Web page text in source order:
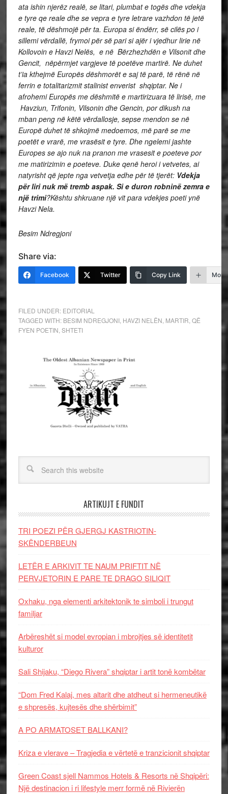
ata ishin njerëz realë, se litari, plumbat e togës dhe vdekja
e tyre qe reale dhe se vepra e tyre letrare vazhdon të jetë
reale, të dëshmojë për ta. Europa si ëndërr, së cilës po i
sillemi vërdallë, frymoi për së pari si ajër i vjedhur lirie në
Kollovoin e Havzi Nelës, e në Bërzhezhdën e Vilsonit dhe
Gencit, nëpërmjet vargjeve të poetëve martirë. Ne duhet
t’ia kthejmë Europës dëshmorët e saj të parë, të rënë në
ferrin e totalitarizmit stalinist enverist shqiptar. Ne i
afrohemi Europës me dëshmitë e martirizuara të lirisë, me
Havziun, Trifonin, Vilsonin dhe Gencin, por dikush na
mban peng në këtë vërdallosje, sepse mendon se në
Europë duhet të shkojmë medoemos, më parë se me
poetët e vrarë, me vrasësit e tyre. Dhe ngelemi jashte
Europes se ajo nuk na pranon me vrasesit e poeteve por
me matirizimin e poeteve. Duke qenë heroi i vetvetes, ai
natyrisht që jepte nga vetvetja edhe për të tjerët: Vdekja
për liri nuk më tremb aspak. Si e duron robninë zemra e
një trimi?Kështu shkruane një vit para vdekjes poeti ynë
Havzi Nela.
Besim Ndregjoni
Share via:
Facebook Twitter Copy Link More
FILED UNDER: EDITORIAL
TAGGED WITH: BESIM NDREGJONI, HAVZI NELËN MARTIR QË
FYEN POETIN SHTETI
ARTIKUJT E FUNDIT
TRI POEZI PËR GJERGJ KASTRIOTIN-
SKËNDERBEUN
LETËR E ARKIVIT TE NAUM PRIFTIT NË
PERVJETORIN E PARE TE DRAGO SILIQIT
Oxhaku, nga elementi arkitektonik te simboli i trungut
familjar
Arbëreshët si model evropian i mbrojtjes së identitetit
kulturor
Sali Shijaku, “Diego Rivera” shqiptar i artit tonë kombëtar
“Dom Fred Kalaj, mes altarit dhe atdheut si hermeneutikë
e shpresës, kujtesës dhe shërbimit”
A PO ARMATOSET BALLKANI?
Kriza e vlerave – Tragjedia e vërtetë e tranzicionit shqiptar
Green Coast sjell Nammos Hotels & Resorts në Shqipëri:
Një destinacion i ri lifestyle merr formë në Rivierën